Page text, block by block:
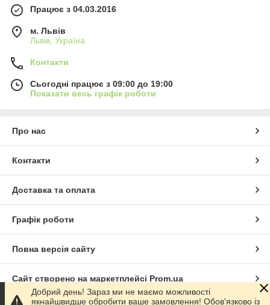
Працює з 04.03.2016
м. Львів
Львів, Україна
Контакти
Сьогодні працює з 09:00 до 19:00
Показати весь графік роботи
Про нас
Контакти
Доставка та оплата
Графік роботи
Повна версія сайту
Сайт створено на маркетплейсі Prom.ua
Добрий день! Зараз ми не маємо можливості
якнайшвидше обробити ваше замовлення! Обов'язково із